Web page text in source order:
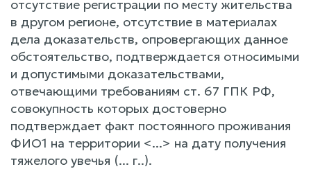
отсутствие регистрации по месту жительства
в другом регионе, отсутствие в материалах
дела доказательств, опровергающих данное
обстоятельство, подтверждается относимыми
и допустимыми доказательствами,
отвечающими требованиям ст. 67 ГПК РФ,
совокупность которых достоверно
подтверждает факт постоянного проживания
ФИО1 на территории <...> на дату получения
тяжелого увечья (... г..).